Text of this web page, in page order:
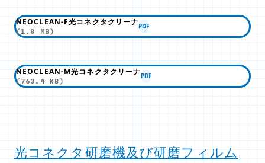
NEOCLEAN-F光コネクタクリーナ
(1.0 MB)
PDF
NEOCLEAN-M光コネクタクリーナ
(763.4 KB)
PDF
光コネクタ研磨機及び研磨フィルム